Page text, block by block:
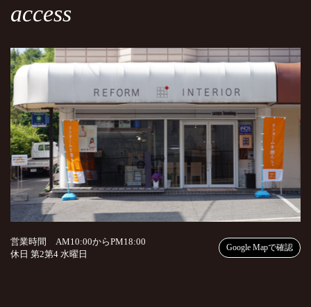
access
営業時間 AM10:00からPM18:00
休日 第2第4 水曜日
Google Mapで確認